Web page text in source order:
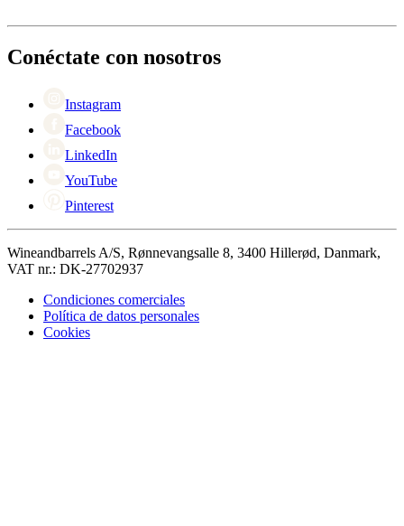
Devolución
Black Friday
Singles Day
Conéctate con nosotros
Instagram
Facebook
LinkedIn
YouTube
Pinterest
Wineandbarrels A/S, Rønnevangsalle 8, 3400 Hillerød, Danmark,
VAT nr.: DK-27702937
Condiciones comerciales
Política de datos personales
Cookies